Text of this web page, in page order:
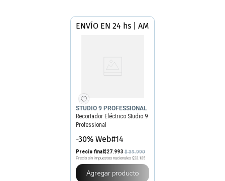
ENVÍO EN 24 hs | AMBA
STUDIO 9 PROFESSIONAL
Recortador Eléctrico Studio 9
Professional
-30% Web#14
Precio final$27.993 $39.990
Precio sin impuestos nacionales $23.135
Agregar producto